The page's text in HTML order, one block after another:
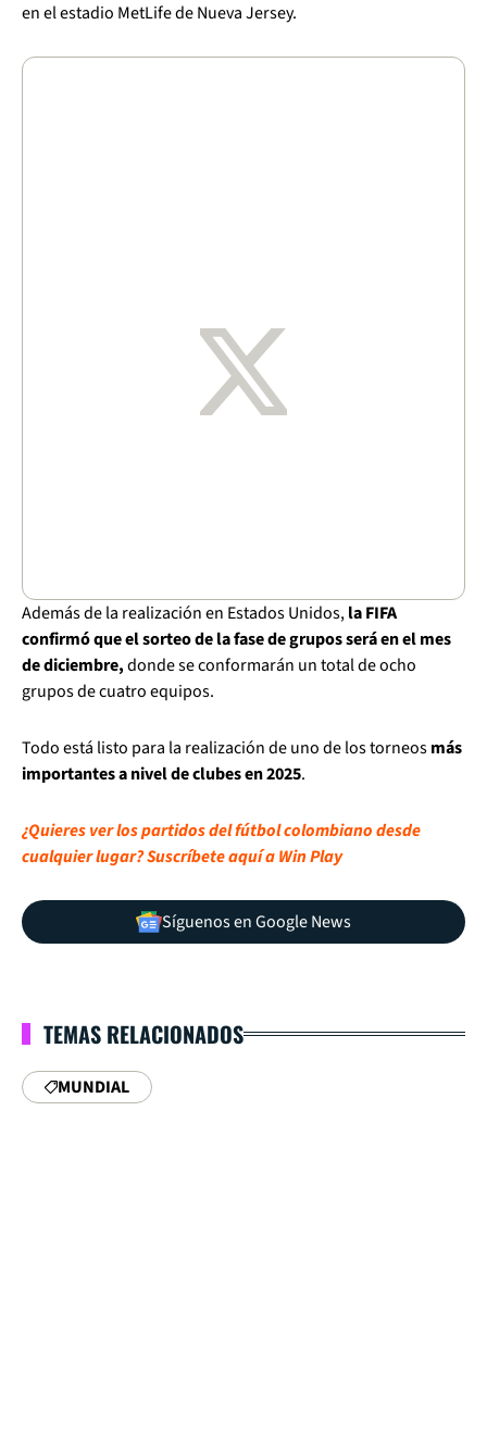
en el estadio MetLife de Nueva Jersey.
Además de la realización en Estados Unidos,la FIFA
confirmó que el sorteo de la fase de grupos será en el mes
de diciembre,donde se conformarán un total de ocho
grupos de cuatro equipos.
Todo está listo para la realización de uno de los torneosmás
importantes a nivel de clubes en 2025.
¿Quieres ver los partidos del fútbol colombiano desde
cualquier lugar? Suscríbete aquí a Win Play
Síguenos en Google News
TEMAS RELACIONADOS
MUNDIAL